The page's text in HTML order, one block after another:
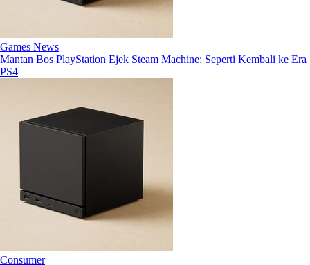
Games News
Mantan Bos PlayStation Ejek Steam Machine: Seperti Kembali ke Era
PS4
Consumer